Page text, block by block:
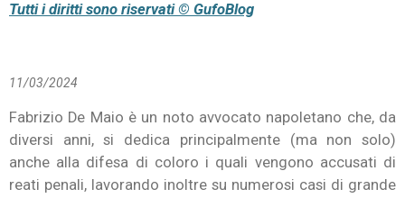
Tutti i diritti sono riservati © GufoBlog
11/03/2024
Fabrizio De Maio è un noto avvocato napoletano che, da
diversi anni, si dedica principalmente (ma non solo)
anche alla difesa di coloro i quali vengono accusati di
reati penali, lavorando inoltre su numerosi casi di grande